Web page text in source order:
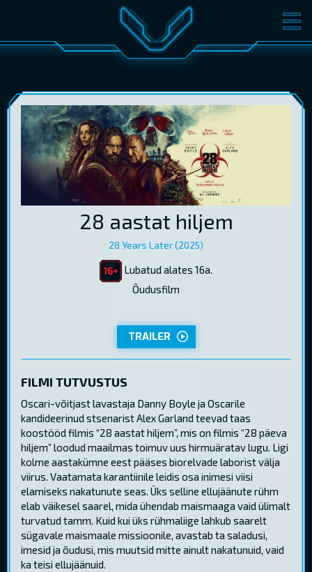
FILMID PILETID
KONVERENTS V-KLUBI
KINKEKAARDID
ENG28 aastat hiljem
28 Years Later (2025)
Lubatud alates 16a.
Õudusfilm
TRAILER
FILMI TUTVUSTUS
Oscari-võitjast lavastaja Danny Boyle ja Oscarile
kandideerinud stsenarist Alex Garland teevad taas
koostööd filmis “28 aastat hiljem”, mis on filmis “28 päeva
hiljem” loodud maailmas toimuv uus hirmuäratav lugu. Ligi
kolme aastakümne eest pääses biorelvade laborist välja
viirus. Vaatamata karantiinile leidis osa inimesi viisi
elamiseks nakatunute seas. Üks selline ellujäänute rühm
elab väikesel saarel, mida ühendab maismaaga vaid ülimalt
turvatud tamm. Kuid kui üks rühmaliige lahkub saarelt
sügavale maismaale missioonile, avastab ta saladusi,
imesid ja õudusi, mis muutsid mitte ainult nakatunuid, vaid
ka teisi ellujäänuid.